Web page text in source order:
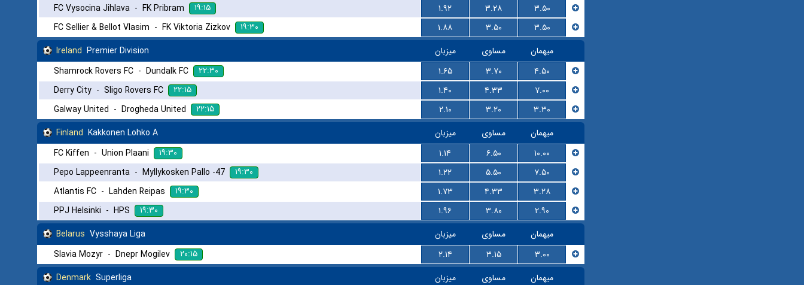
FC Vysocina Jihlava - FK Pribram ۱۹:۱۵ ۱.۹۲ ۳.۲۸
۳.۵۰
FC Sellier & Bellot Vlasim - FK Viktoria Zizkov ۱۹:۳۰ ۱.۸۸ ۳.۵۰
۳.۵۰
Ireland Premier Division میزبان مساوی
میهمان
Shamrock Rovers FC - Dundalk FC ۲۲:۳۰ ۱.۶۵ ۳.۷۰
۴.۵۰
Derry City - Sligo Rovers FC ۲۲:۱۵ ۱.۴۰ ۴.۳۳
۷.۰۰
Galway United - Drogheda United ۲۲:۱۵ ۲.۱۰ ۳.۲۰
۳.۳۰
Finland Kakkonen Lohko A میزبان مساوی
میهمان
FC Kiffen - Union Plaani ۱۹:۳۰ ۱.۱۴ ۶.۵۰
۱۰.۰۰
Pepo Lappeenranta - Myllykosken Pallo -47 ۱۹:۳۰ ۱.۲۲ ۵.۵۰
۷.۵۰
Atlantis FC - Lahden Reipas ۱۹:۳۰ ۱.۷۳ ۴.۳۳
۳.۲۸
PPJ Helsinki - HPS ۱۹:۳۰ ۱.۹۶ ۳.۸۰
۲.۹۰
Belarus Vysshaya Liga میزبان مساوی
میهمان
Slavia Mozyr - Dnepr Mogilev ۲۰:۱۵ ۲.۱۴ ۳.۱۵
۳.۰۰
Denmark Superliga میزبان مساوی
میهمان